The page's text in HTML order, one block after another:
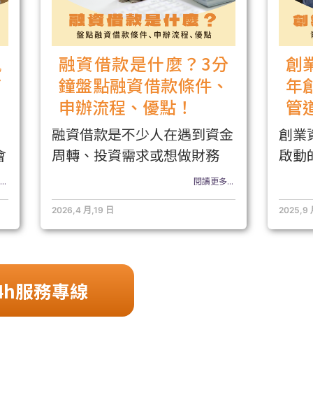
融資借款是什麼？3分
鐘盤點融資借款條件、
申辦流程、優點！
融資借款是不少人在遇到資金
周轉、投資需求或想做財務
閱讀更多...
2026,4 月,19 日
創
年
管
創業
啟動
2025,9
服務專線